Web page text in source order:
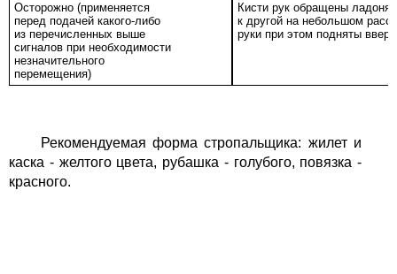
Осторожно (применяется
перед подачей какого-либо
из перечисленных выше
сигналов при необходимости
незначительного
перемещения)
Кисти рук обращены
к другой на небольшом
руки при этом подняты вверх
Рекомендуемая форма стропальщика: жилет и
каска - желтого цвета, рубашка - голубого, повязка -
красного.